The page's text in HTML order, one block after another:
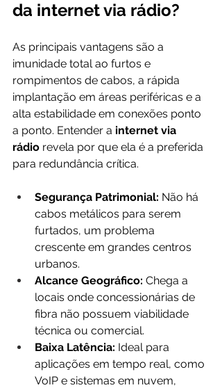
da internet via rádio?
As principais vantagens são a
imunidade total ao furtos e
rompimentos de cabos, a rápida
implantação em áreas periféricas e a
alta estabilidade em conexões ponto
a ponto. Entender a internet via
rádio revela por que ela é a preferida
para redundância crítica.
Segurança Patrimonial: Não há
cabos metálicos para serem
furtados, um problema
crescente em grandes centros
urbanos.
Alcance Geográfico: Chega a
locais onde concessionárias de
fibra não possuem viabilidade
técnica ou comercial.
Baixa Latência: Ideal para
aplicações em tempo real, como
VoIP e sistemas em nuvem,